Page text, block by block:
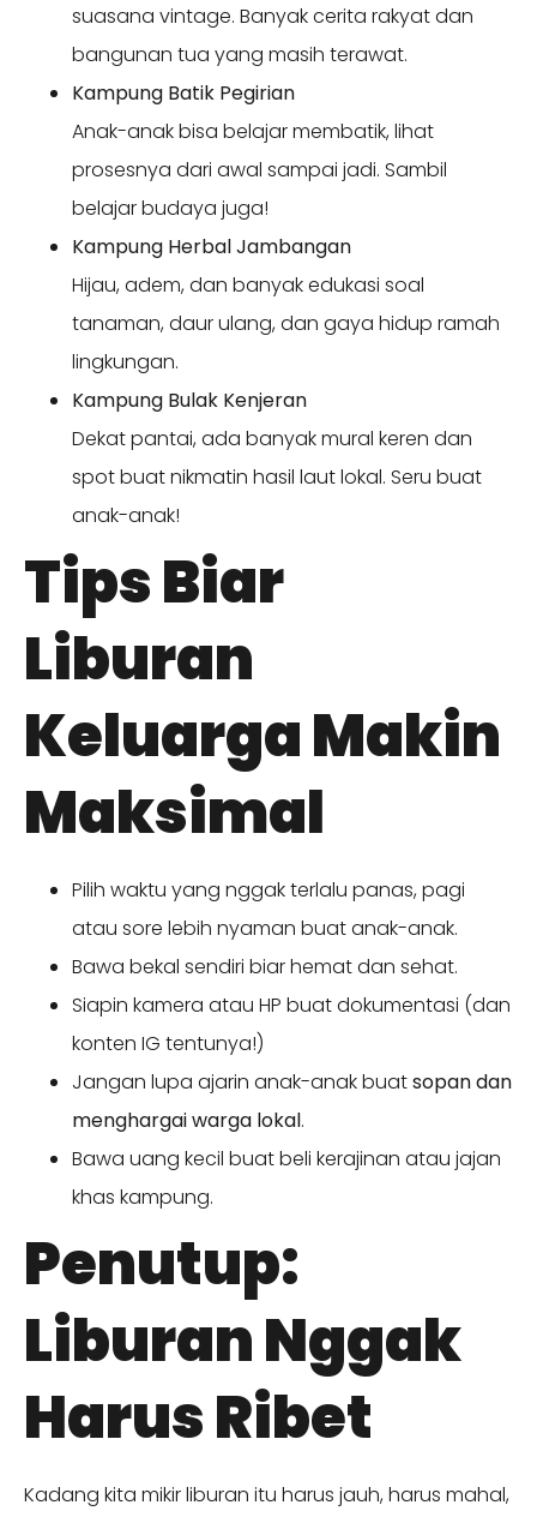
suasana vintage. Banyak cerita rakyat dan
bangunan tua yang masih terawat.
Kampung Batik Pegirian
Anak-anak bisa belajar membatik, lihat
prosesnya dari awal sampai jadi. Sambil
belajar budaya juga!
Kampung Herbal Jambangan
Hijau, adem, dan banyak edukasi soal
tanaman, daur ulang, dan gaya hidup ramah
lingkungan.
Kampung Bulak Kenjeran
Dekat pantai, ada banyak mural keren dan
spot buat nikmatin hasil laut lokal. Seru buat
anak-anak!
Tips Biar
Liburan
Keluarga Makin
Maksimal
Pilih waktu yang nggak terlalu panas, pagi
atau sore lebih nyaman buat anak-anak.
Bawa bekal sendiri biar hemat dan sehat.
Siapin kamera atau HP buat dokumentasi (dan
konten IG tentunya!)
Jangan lupa ajarin anak-anak buatsopan dan
menghargai warga lokal.
Bawa uang kecil buat beli kerajinan atau jajan
khas kampung.
Penutup:
Liburan Nggak
Harus Ribet
Kadang kita mikir liburan itu harus jauh, harus mahal,